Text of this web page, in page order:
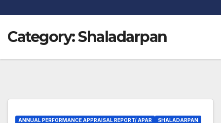
Category:Shaladarpan
ANNUAL PERFORMANCE APPRAISAL REPORT/ APAR SHALADARPAN